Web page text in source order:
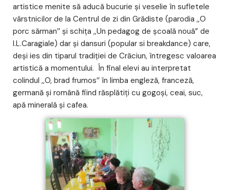
artistice menite să aducă bucurie şi veselie în sufletele
vârstnicilor de la Centrul de zi din Grădiste (parodia ,,O
porc sărman’’ şi schiţa ,,Un pedagog de şcoală nouă” de
I.L.Caragiale) dar şi dansuri (popular si breakdance) care,
deşi ies din tiparul tradiţiei de Crăciun, întregesc valoarea
artistică a momentului. În final elevi au interpretat
colindul ,,O, brad frumos’’ în limba engleză, franceză,
germană şi română fiind răsplătiţi cu gogoşi, ceai, suc,
apă minerală şi cafea.